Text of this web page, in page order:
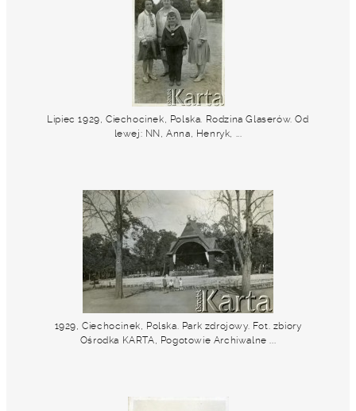
Lipiec 1929, Ciechocinek, Polska. Rodzina Glaserów. Od
lewej: NN, Anna, Henryk, ...
1929, Ciechocinek, Polska. Park zdrojowy. Fot. zbiory
Ośrodka KARTA, Pogotowie Archiwalne ...